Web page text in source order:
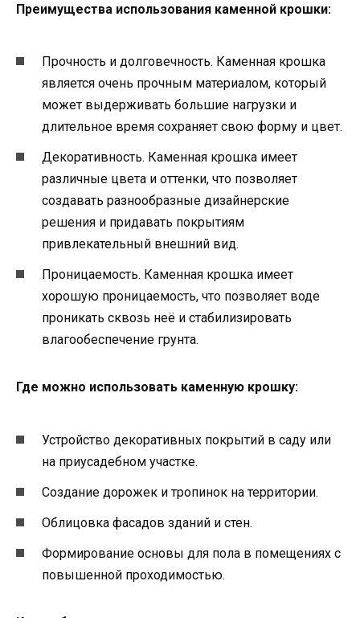
Преимущества использования каменной крошки:
Прочность и долговечность. Каменная крошка
является очень прочным материалом, который
может выдерживать большие нагрузки и
длительное время сохраняет свою форму и цвет.
Декоративность. Каменная крошка имеет
различные цвета и оттенки, что позволяет
создавать разнообразные дизайнерские
решения и придавать покрытиям
привлекательный внешний вид.
Проницаемость. Каменная крошка имеет
хорошую проницаемость, что позволяет воде
проникать сквозь неё и стабилизировать
влагообеспечение грунта.
Где можно использовать каменную крошку:
Устройство декоративных покрытий в саду или
на приусадебном участке.
Создание дорожек и тропинок на территории.
Облицовка фасадов зданий и стен.
Формирование основы для пола в помещениях с
повышенной проходимостью.